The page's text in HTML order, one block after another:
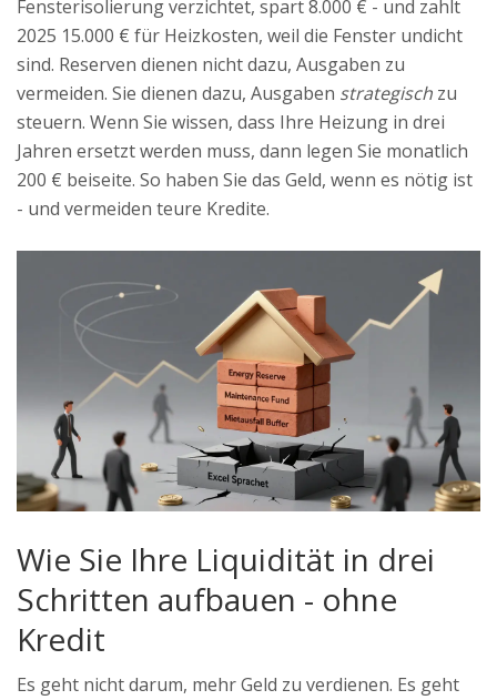
Fensterisolierung verzichtet, spart 8.000 € - und zahlt
2025 15.000 € für Heizkosten, weil die Fenster undicht
sind. Reserven dienen nicht dazu, Ausgaben zu
vermeiden. Sie dienen dazu, Ausgaben strategisch zu
steuern. Wenn Sie wissen, dass Ihre Heizung in drei
Jahren ersetzt werden muss, dann legen Sie monatlich
200 € beiseite. So haben Sie das Geld, wenn es nötig ist
- und vermeiden teure Kredite.
Wie Sie Ihre Liquidität in drei
Schritten aufbauen - ohne
Kredit
Es geht nicht darum, mehr Geld zu verdienen. Es geht